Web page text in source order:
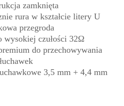
zamknięta
rura w kształcie litery U
przegroda
wysokiej czułości 32Ω
do przechowywania
3,5 mm + 4,4 mm